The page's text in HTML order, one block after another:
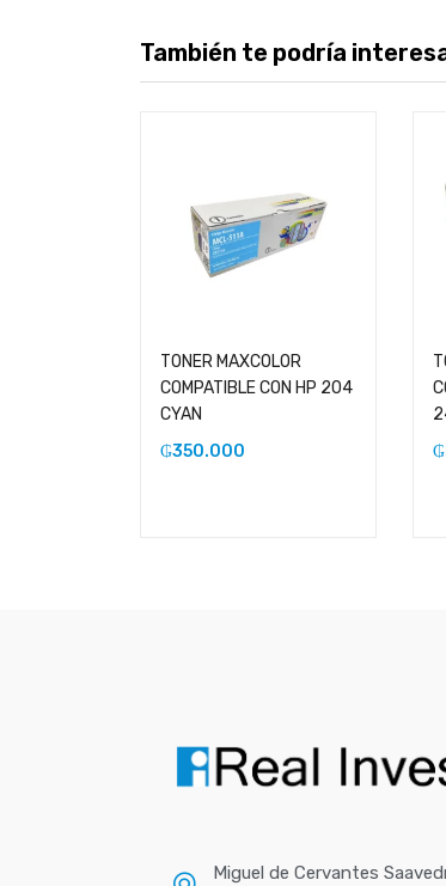
También te podría
TONER MAXCOLOR
COMPATIBLE CON HP 204
CYAN
₲350.000
₲
Miguel de Cervantes